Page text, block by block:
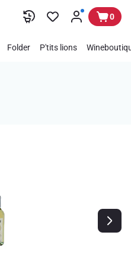
0
Folder P'tits lions